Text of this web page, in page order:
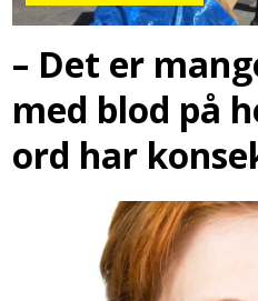
– Det er
med blod på
ord har